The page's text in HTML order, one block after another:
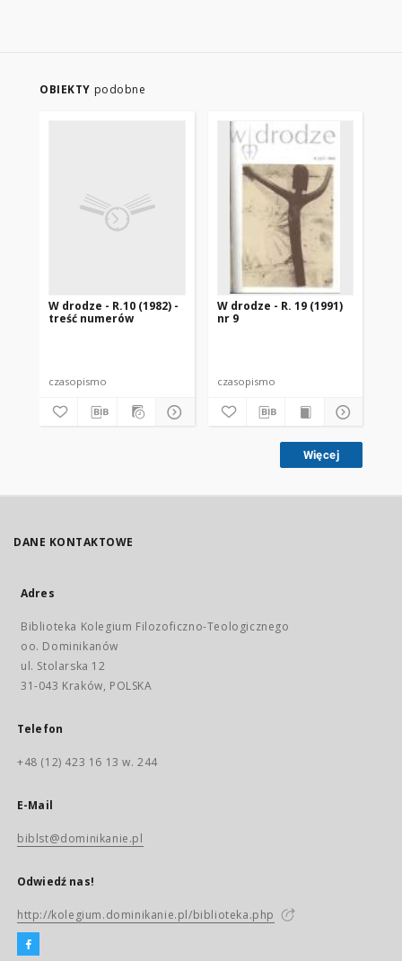
OBIEKTY podobne
W drodze - R.10 (1982) -
treść numerów
czasopismo
W drodze - R. 19 (1991)
nr 9
czasopismo
Więcej
DANE KONTAKTOWE
Adres
Biblioteka Kolegium Filozoficzno-Teologicznego
oo. Dominikanów
ul. Stolarska 12
31-043 Kraków, POLSKA
Telefon
+48 (12) 423 16 13 w. 244
E-Mail
biblst@dominikanie.pl
Odwiedź nas!
http://kolegium.dominikanie.pl/biblioteka.php